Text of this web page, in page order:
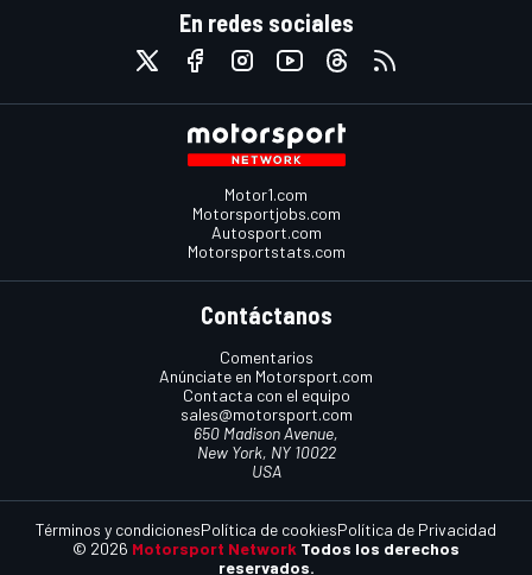
En redes sociales
Motor1.com
Motorsportjobs.com
Autosport.com
Motorsportstats.com
Contáctanos
Comentarios
Anúnciate en Motorsport.com
Contacta con el equipo
sales@motorsport.com
650 Madison Avenue,
New York, NY 10022
USA
© 2026 Motorsport Network Todos los derechos
reservados.
Términos y condicionesPolítica de cookiesPolítica de Privacidad